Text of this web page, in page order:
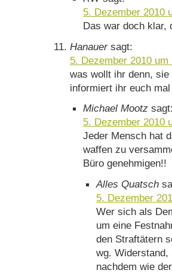
5. Dezember 2010
Das war doch klar,
Hanauer sagt:
5. Dezember 2010 um
was wollt ihr denn,
informiert ihr euch
Michael Mootz
5. Dezember 2010
Jeder Mensch hat
waffen zu
Büro genehmigen!!
Alles Quatsch
5. Dezember
Wer sich als
um eine
den Straftätern
wg. Widerstand,
nachdem wie